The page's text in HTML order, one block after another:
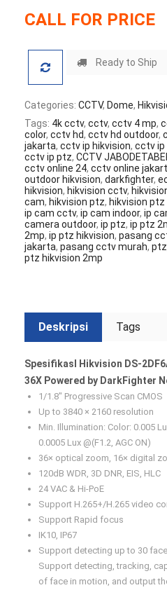
CALL FOR PRICE
Ready to Ship
Categories: CCTV, Dome,
Tags: 4k cctv, cctv, cctv 4 mp,
color, cctv hd, cctv hd outdoor,
jakarta, cctv ip hikvision, cctv ip
cctv ip ptz, CCTV
cctv online 24, cctv online
outdoor hikvision, darkfighter,
hikvision, hikvision cctv,
cam, hikvision ptz, hikvision
ip cam cctv, ip cam indoor, ip
camera outdoor, ip ptz, ip ptz
2mp, ip ptz hikvision, pasang
jakarta, pasang cctv murah, ptz
ptz hikvision 2mp
Deskripsi Tags
SpesifikasI Hikvision DS-
36X Powered by DarkFighter
1/1.8″ Progressive Scan CMOS
Up to 3840 × 2160 resolution
Min. Illumination: Color: 0.005
0.0005 Lux @(F1.2, AGC ON)
36× optical zoom, 16× digital
120dB WDR, 3D DNR, EIS, HLC
24 VAC & Hi-PoE
Support H.265+/H.265 video
Support Rapid focus
IK10, IP67
Support detecting up to 30
Support detecting, tracking,
of face in motion, and output